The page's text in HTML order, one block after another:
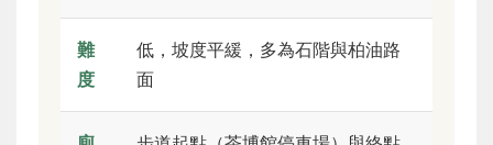
難
度
低，坡度平緩，多為石階與柏油路
面